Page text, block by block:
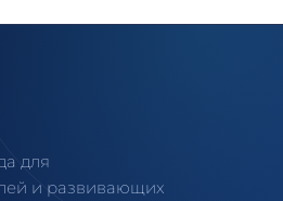
для
и развивающих